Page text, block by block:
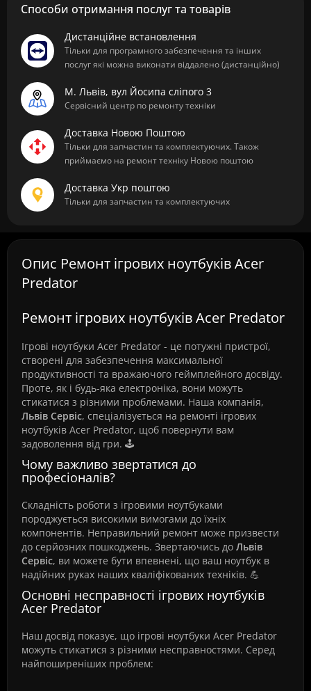
Способи отримання послуг та товарів
Дистанційне встановлення
Тільки для програмного забезпечення та інших
послуг які можна виконати віддалено (дистанційно)
М. Львів, вул Йосипа сліпого 3
Сервісний центр по ремонту техніки
Доставка Новою Поштою
Тільки для запчастин та комплектуючих. Також
приймаємо на ремонт техніку Новою поштою
Доставка Укр поштою
Тільки для запчастин та комплектуючих
Опис Ремонт ігрових ноутбуків Acer
Predator
Ремонт ігрових ноутбуків Acer Predator
Ігрові ноутбуки Acer Predator - це потужні пристрої,
створені для забезпечення максимальної
продуктивності та вражаючого геймплейного досвіду.
Проте, як і будь-яка електроніка, вони можуть
стикатися з різними проблемами. Наша компанія,
Львів Сервіс, спеціалізується на ремонті ігрових
ноутбуків Acer Predator, щоб повернути вам
задоволення від гри. 🕹️
Чому важливо звертатися до
професіоналів?
Складність роботи з ігровими ноутбуками
породжується високими вимогами до їхніх
компонентів. Неправильний ремонт може призвести
до серйозних пошкоджень. Звертаючись до Львів
Сервіс, ви можете бути впевнені, що ваш ноутбук в
надійних руках наших кваліфікованих техніків. 💪
Основні несправності ігрових ноутбуків
Acer Predator
Наш досвід показує, що ігрові ноутбуки Acer Predator
можуть стикатися з різними несправностями. Серед
найпоширеніших проблем: